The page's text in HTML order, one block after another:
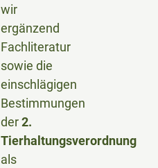
wir
ergänzend
Fachliteratur
sowie die
einschlägigen
Bestimmungen
der2.
Tierhaltungsverordnung
als